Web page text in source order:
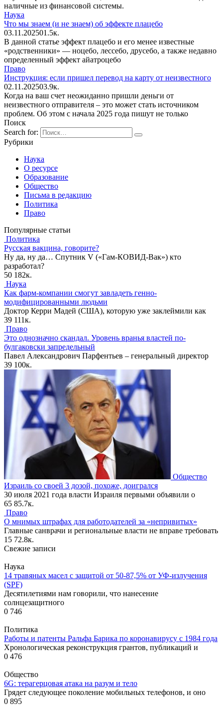
наличные из финансовой системы.
Наука
Что мы знаем (и не знаем) об эффекте плацебо
03.11.202501.5к.
В данной статье эффект плацебо и его менее известные
«родственники» — ноцебо, лессебо, друсебо, а также недавно
определенный эффект айатроцебо
Право
Инструкция: если пришел перевод на карту от неизвестного
02.11.202503.9к.
Когда на ваш счет неожиданно пришли деньги от
неизвестного отправителя – это может стать источником
проблем. Об этом с начала 2025 года пишут не только
Поиск
Search for:
Рубрики
Наука
О ресурсе
Образование
Общество
Письма в редакцию
Политика
Право
Популярные статьи
Политика
Русская вакцина, говорите?
Ну да, ну да… Спутник V («Гам-КОВИД-Вак») кто
разработал?
50 182к.
Наука
Как фарм-компании смогут завладеть генно-
модифицированными людьми
Доктор Керри Мадей (США), которую уже заклеймили как
39 111к.
Право
Это однозначно скандал. Уровень вранья властей по-
булгаковски запредельный
Павел Александрович Парфентьев – генеральный директор
39 100к.
Общество
Израиль со своей 3 дозой, похоже, доигрался
30 июля 2021 года власти Израиля первыми объявили о
65 85.7к.
Право
О мнимых штрафах для работодателей за «непривитых»
Главные санврачи и региональные власти не вправе требовать
15 72.8к.
Свежие записи
Наука
14 травяных масел с защитой от 50-87,5% от УФ-излучения
(SPF)
Десятилетиями нам говорили, что нанесение
солнцезащитного
0 746
Политика
Работы и патенты Ральфа Барика по коронавирусу с 1984 года
Хронологическая реконструкция грантов, публикаций и
0 476
Общество
6G: терагерцовая атака на разум и тело
Грядет следующее поколение мобильных телефонов, и оно
0 895